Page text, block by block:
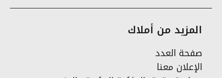
المزيد من أملاك
صفحة العدد
الإعلان معنا